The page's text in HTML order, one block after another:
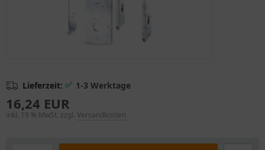
Lieferzeit: ✅ 1-3 Werktage
16,24 EUR
inkl. 19 % MwSt. zzgl. Versandkosten